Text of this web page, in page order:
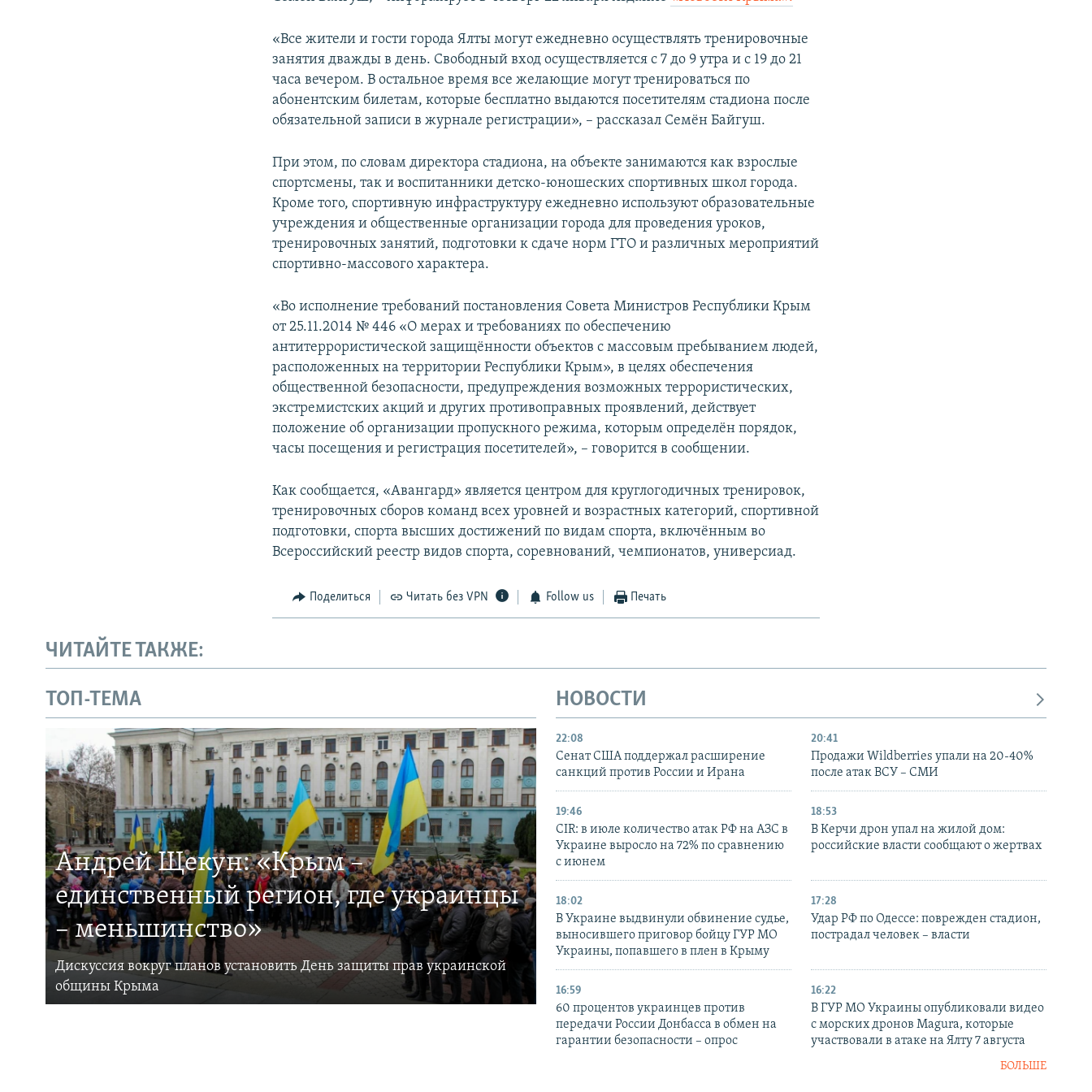
«Все жители и гости города Ялты могут ежедневно осуществлять тренировочные
занятия дважды в день. Свободный вход осуществляется c 7 до 9 утра и c 19 до 21
часа вечером. В остальное время все желающие могут тренироваться по
абонентским билетам, которые бесплатно выдаются посетителям стадиона после
обязательной записи в журнале регистрации», – рассказал Семён Байгуш.
При этом, по словам директора стадиона, на объекте занимаются как взрослые
спортсмены, так и воспитанники детско-юношеских спортивных школ города.
Кроме того, спортивную инфраструктуру ежедневно используют образовательные
учреждения и общественные организации города для проведения уроков,
тренировочных занятий, подготовки к сдаче норм ГТО и различных мероприятий
спортивно-массового характера.
«Во исполнение требований постановления Совета Министров Республики Крым
от 25.11.2014 № 446 «О мерах и требованиях по обеспечению
антитеррористической защищённости объектов с массовым пребыванием людей,
расположенных на территории Республики Крым», в целях обеспечения
общественной безопасности, предупреждения возможных террористических,
экстремистских акций и других противоправных проявлений, действует
положение об организации пропускного режима, которым определён порядок,
часы посещения и регистрация посетителей», – говорится в сообщении.
Как сообщается, «Авангард» является центром для круглогодичных тренировок,
тренировочных сборов команд всех уровней и возрастных категорий, спортивной
подготовки, спорта высших достижений по видам спорта, включённым во
Всероссийский реестр видов спорта, соревнований, чемпионатов, универсиад.
Поделиться Читать без VPN Follow us Печать
ЧИТАЙТЕ ТАКЖЕ:
ТОП-ТЕМА
Андрей Щекун: «Крым –
единственный регион, где украинцы
– меньшинство»
Дискуссия вокруг планов установить День защиты прав украинской
общины Крыма
НОВОСТИ
22:08
Сенат США поддержал расширение
санкций против России и Ирана
20:41
Продажи Wildberries упали на 20-40%
после атак ВСУ – СМИ
19:46
CIR: в июле количество атак РФ на АЗС в
Украине выросло на 72% по сравнению
с июнем
18:53
В Керчи дрон упал на жилой дом:
российские власти сообщают о жертвах
18:02
В Украине выдвинули обвинение судье,
выносившего приговор бойцу ГУР МО
Украины, попавшего в плен в Крыму
17:28
Удар РФ по Одессе: поврежден стадион,
пострадал человек – власти
16:59
60 процентов украинцев против
передачи России Донбасса в обмен на
гарантии безопасности – опрос
16:22
В ГУР МО Украины опубликовали видео
с морских дронов Magura, которые
участвовали в атаке на Ялту 7 августа
БОЛЬШЕ